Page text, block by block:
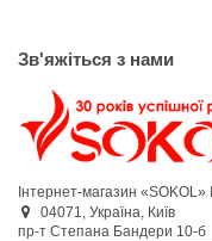
Зв'яжіться з нами
Інтернет-магазин «SOKOL»
04071, Україна, Київ
пр-т Степана Бандери 10-б